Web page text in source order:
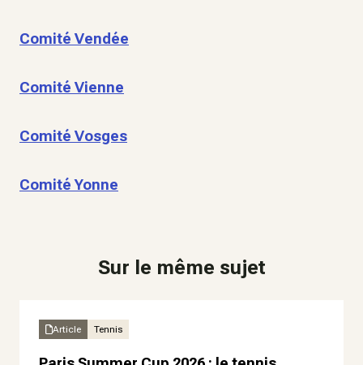
Comité Vendée
Comité Vienne
Comité Vosges
Comité Yonne
Sur le même sujet
Article Tennis